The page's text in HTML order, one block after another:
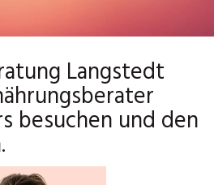
Langstedt
besuchen und den